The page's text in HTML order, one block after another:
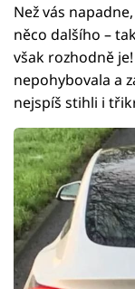
Než vás
něco dalšího –
však rozhodně
nepohybovala a
nejspíš stihli i